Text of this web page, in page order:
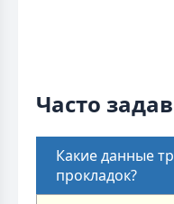
Часто
Какие данные
прокладок?